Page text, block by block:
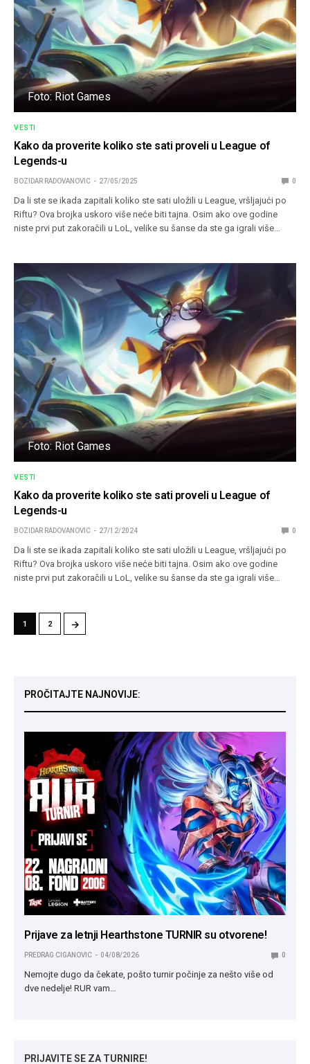
Foto: Riot Games
VESTI
Kako da proverite koliko ste sati proveli u League of
Legends-u
BOZIDAR RADOVANOVIC 27/05/2025 0
Da li ste se ikada zapitali koliko ste sati uložili u League, vršljajući po
Riftu? Ova brojka uskoro više neće biti tajna. Osim ako ove godine
niste prvi put zakoračili u LoL, velike su šanse da ste ga igrali više…
Foto: Riot Games
VESTI
Kako da proverite koliko ste sati proveli u League of
Legends-u
BOZIDAR RADOVANOVIC 27/12/2024 0
Da li ste se ikada zapitali koliko ste sati uložili u League, vršljajući po
Riftu? Ova brojka uskoro više neće biti tajna. Osim ako ove godine
niste prvi put zakoračili u LoL, velike su šanse da ste ga igrali više…
1 2 →
PROČITAJTE NAJNOVIJE:
Prijave za letnji Hearthstone TURNIR su otvorene!
PREDRAG CIGANOVIC 04/08/2026 0
Nemojte dugo da čekate, pošto turnir počinje za nešto više od
dve nedelje! RUR vam…
PRIJAVITE SE ZA TURNIRE!